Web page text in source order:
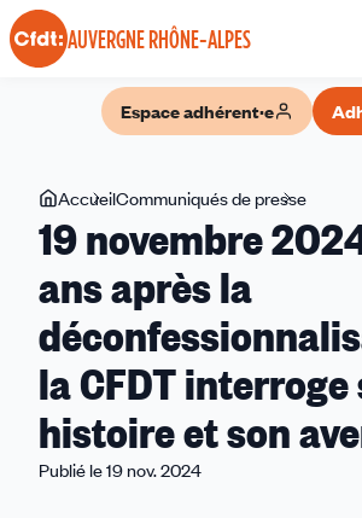
Panneau de gestion des cookies
AUVERGNE RHÔNE-ALPES
Espace adhérent·e
Vous
êtes
ici
AccueilCommuniqués de presse
60
ans
après
19 novembre
ans après la
la CFDT interroge
histoire et son
Publié le 19 nov. 2024